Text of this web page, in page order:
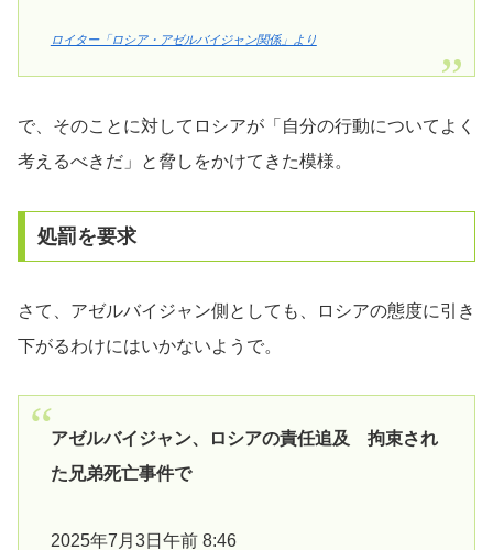
ロイター「ロシア・アゼルバイジャン関係」より
で、そのことに対してロシアが「自分の行動についてよく
考えるべきだ」と脅しをかけてきた模様。
処罰を要求
さて、アゼルバイジャン側としても、ロシアの態度に引き
下がるわけにはいかないようで。
アゼルバイジャン、ロシアの責任追及 拘束され
た兄弟死亡事件で
2025年7月3日午前 8:46